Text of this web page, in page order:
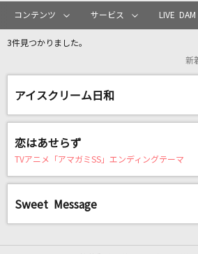
カラオケリクエス
リアルタイムで歌われてい
[生音]I for You
LUNA SEA
[生音]メイン・テーマ
薬師丸ひろ子
コンテンツ サービス LIVE
3件見つかりました。
新
アイスクリーム日和
恋はあせらず
TVアニメ「アマガミSS」エンディングテーマ
Sweet Message